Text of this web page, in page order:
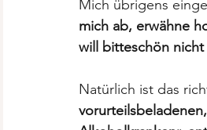
Mich übrigens
mich ab, erwähne
will bitteschön
Natürlich ist das